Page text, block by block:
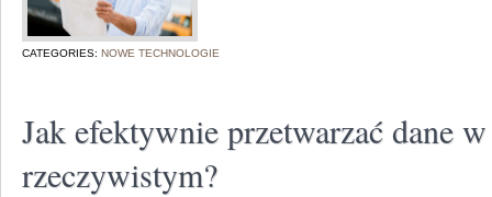
CATEGORIES: NOWE TECHNOLOGIE
Jak efektywnie przetwarzać dane
rzeczywistym?